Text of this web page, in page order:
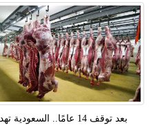
بعد توقف 14 عامًا.. السعودية